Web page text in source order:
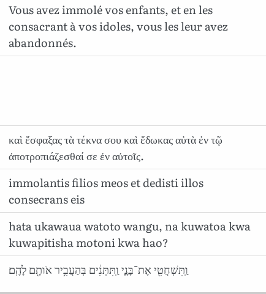
Vous avez immolé vos enfants, et en les
consacrant à vos idoles, vous les leur avez
abandonnés.
καὶ ἔσφαξας τὰ τέκνα σου καὶ ἔδωκας αὐτὰ ἐν τῷ
ἀποτροπιάζεσθαί σε ἐν αὐτοῖς.
immolantis filios meos et dedisti illos
consecrans eis
hata ukawaua watoto wangu, na kuwatoa kwa
kuwapitisha motoni kwa hao?
וַֽתִּשְׁחֲטִ֖י אֶת־בָּנָ֑י וַֽתִּתְּנִ֔ים בְּהַעֲבִ֥יר אֹותָ֖ם לָהֶֽם׃